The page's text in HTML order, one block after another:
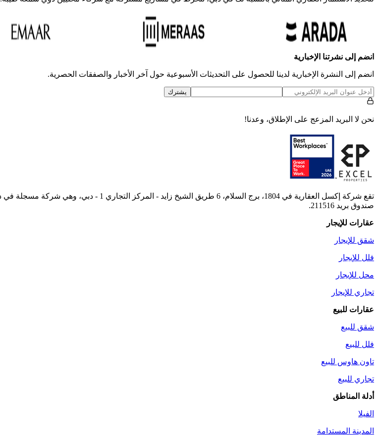
انضم إلى نشرتنا الإخبارية
انضم إلى النشرة الإخبارية لدينا للحصول على التحديثات الأسبوعية حول آخر الأخبار والصفقات الحصرية.
يشترك
نحن لا البريد المزعج على الإطلاق، وعدنا!
تقع شركة إكسل العقارية في 1804، برج السلام، 6 طريق الشيخ زايد - المركز التجاري 1 - دبي، وهي شركة مسجلة في دبي، الإمارات العربية المتحدة.
صندوق بريد 211516.
عقارات للإيجار
شقق للإيجار
فلل للإيجار
محل للإيجار
تجاري للإيجار
عقارات للبيع
شقق للبيع
فلل للبيع
تاون هاوس للبيع
تجاري للبيع
أدلة المناطق
الفيلا
المدينة المستدامة